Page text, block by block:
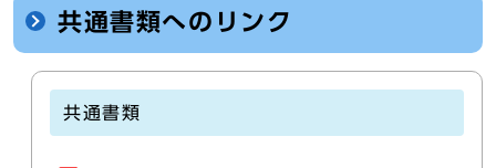
共通書類へのリンク
共通書類